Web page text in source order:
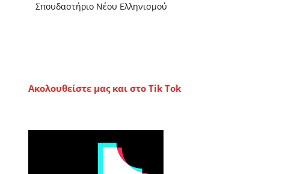
Σπουδαστήριο Νέου Ελληνισμού
Ακολουθείστε μας και στο Tik Tok